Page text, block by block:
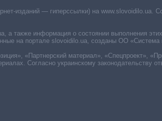
изданий — гиперссылки) на www.slovoidilo.ua.
также информация о состоянии выполнения
на портале slovoidilo.ua, созданы ОО «Система
«Партнерский материал», «Спецпроект»,
Согласно украинскому законодательству